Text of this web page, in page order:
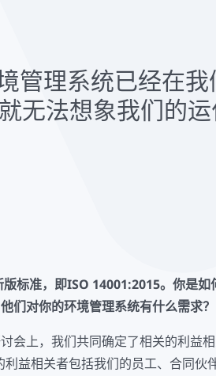
管理系统已经在
无法想象我们的运
标准，即ISO 14001:2015。你是如
们对你的环境管理系统有什么需求？
会上，我们共同确定了相关的利益
益相关者包括我们的员工、合同伙